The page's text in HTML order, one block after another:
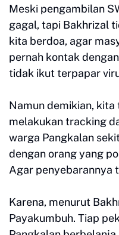
Meski pengambilan
gagal, tapi Bakhrizal
kita berdoa, agar
pernah kontak
tidak ikut terpapar
Namun demikian,
melakukan tracking
warga Pangkalan
dengan orang yang
Agar penyebarannya
Karena, menurut
Payakumbuh. Tiap